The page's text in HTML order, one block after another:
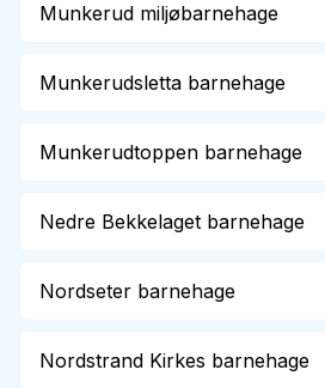
Munkerud miljøbarnehage
Munkerudsletta barnehage
Munkerudtoppen barnehage
Nedre Bekkelaget barnehage
Nordseter barnehage
Nordstrand Kirkes barnehage